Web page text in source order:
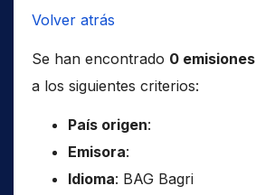
Volver atrás
Se han encontrado 0 emisiones
a los siguientes criterios:
País origen:
Emisora:
Idioma: BAG Bagri